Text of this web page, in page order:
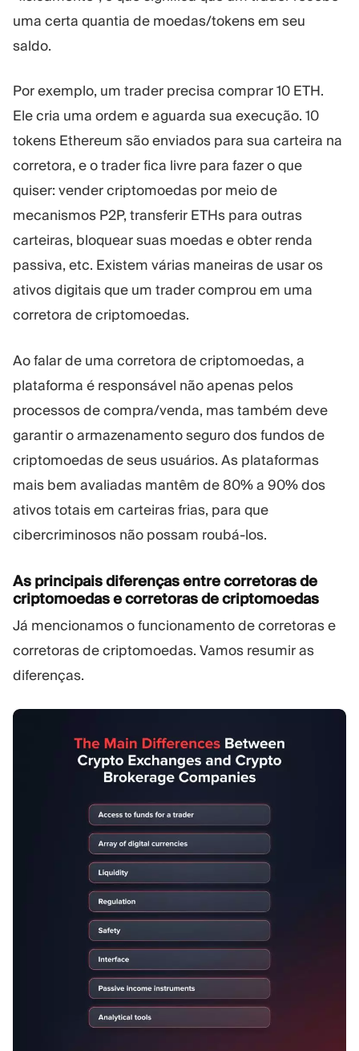
uma certa quantia de moedas/tokens em seu
saldo.
Por exemplo, um trader precisa comprar 10 ETH.
Ele cria uma ordem e aguarda sua execução. 10
tokens Ethereum são enviados para sua carteira na
corretora, e o trader fica livre para fazer o que
quiser: vender criptomoedas por meio de
mecanismos P2P, transferir ETHs para outras
carteiras, bloquear suas moedas e obter renda
passiva, etc. Existem várias maneiras de usar os
ativos digitais que um trader comprou em uma
corretora de criptomoedas.
Ao falar de uma corretora de criptomoedas, a
plataforma é responsável não apenas pelos
processos de compra/venda, mas também deve
garantir o armazenamento seguro dos fundos de
criptomoedas de seus usuários. As plataformas
mais bem avaliadas mantêm de 80% a 90% dos
ativos totais em carteiras frias, para que
cibercriminosos não possam roubá-los.
As principais diferenças entre corretoras de
criptomoedas e corretoras de criptomoedas
Já mencionamos o funcionamento de corretoras e
corretoras de criptomoedas. Vamos resumir as
diferenças.